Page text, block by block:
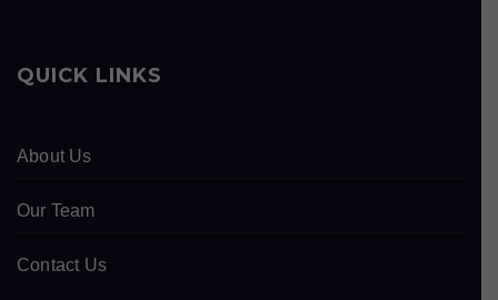
QUICK LINKS
About Us
Our Team
Contact Us